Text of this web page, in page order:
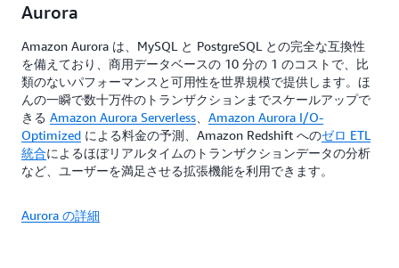
Aurora
Amazon Aurora は、MySQL と PostgreSQL との完全な互換性
を備えており、商用データベースの 10 分の 1 のコストで、比
類のないパフォーマンスと可用性を世界規模で提供します。ほ
んの一瞬で数十万件のトランザクションまでスケールアップで
きる Amazon Aurora Serverless
Amazon Aurora I/O-
Optimized による料金の予測、Amazon Redshift へのゼロ ETL
統合によるほぼリアルタイムのトランザクションデータの分析
など、ユーザーを満足させる拡張機能を利用できます。
Aurora の詳細